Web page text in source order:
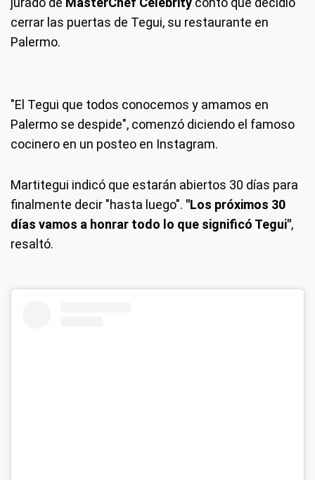
cerrar las puertas de Tegui, su restaurante en
Palermo.
"El Tegui que todos conocemos y amamos en
Palermo se despide", comenzó diciendo el famoso
cocinero en un posteo en Instagram.
Martitegui indicó que estarán abiertos 30 días para
finalmente decir "hasta luego". "Los próximos 30
días vamos a honrar todo lo que significó Tegui",
resaltó.